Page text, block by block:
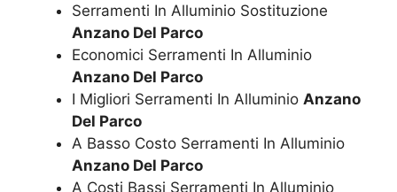
Serramenti In Alluminio Sostituzione
Anzano Del Parco
Economici Serramenti In Alluminio
Anzano Del Parco
I Migliori Serramenti In Alluminio Anzano
Del Parco
A Basso Costo Serramenti In Alluminio
Anzano Del Parco
A Costi Bassi Serramenti In Alluminio